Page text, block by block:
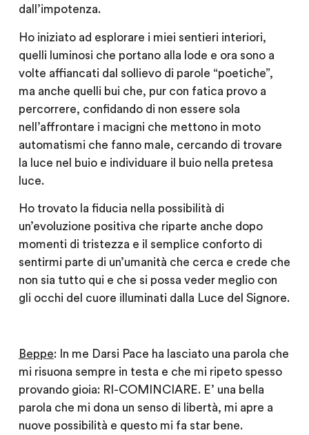
dall’impotenza.
Ho iniziato ad esplorare i miei sentieri interiori,
quelli luminosi che portano alla lode e ora sono a
volte affiancati dal sollievo di parole “poetiche”,
ma anche quelli bui che, pur con fatica provo a
percorrere, confidando di non essere sola
nell’affrontare i macigni che mettono in moto
automatismi che fanno male, cercando di trovare
la luce nel buio e individuare il buio nella pretesa
luce.
Ho trovato la fiducia nella possibilità di
un’evoluzione positiva che riparte anche dopo
momenti di tristezza e il semplice conforto di
sentirmi parte di un’umanità che cerca e crede che
non sia tutto qui e che si possa veder meglio con
gli occhi del cuore illuminati dalla Luce del Signore.
Beppe: In me Darsi Pace ha lasciato una parola che
mi risuona sempre in testa e che mi ripeto spesso
provando gioia: RI-COMINCIARE. E’ una bella
parola che mi dona un senso di libertà, mi apre a
nuove possibilità e questo mi fa star bene.